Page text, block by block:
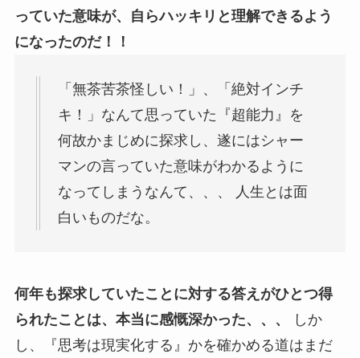
っていた意味が、自らハッキリと理解できるよう
になったのだ！！
「無茶苦茶怪しい！」、「絶対インチ
キ！」なんて思っていた『超能力』を
何故かまじめに探求し、遂にはシャー
マンの言っていた意味がわかるように
なってしまうなんて、、、 人生とは面
白いものだな。
何年も探求していたことに対する答えがひとつ得
られたことは、本当に感慨深かった、、、
しか
し、『思考は現実化する』かを確かめる道はまだ